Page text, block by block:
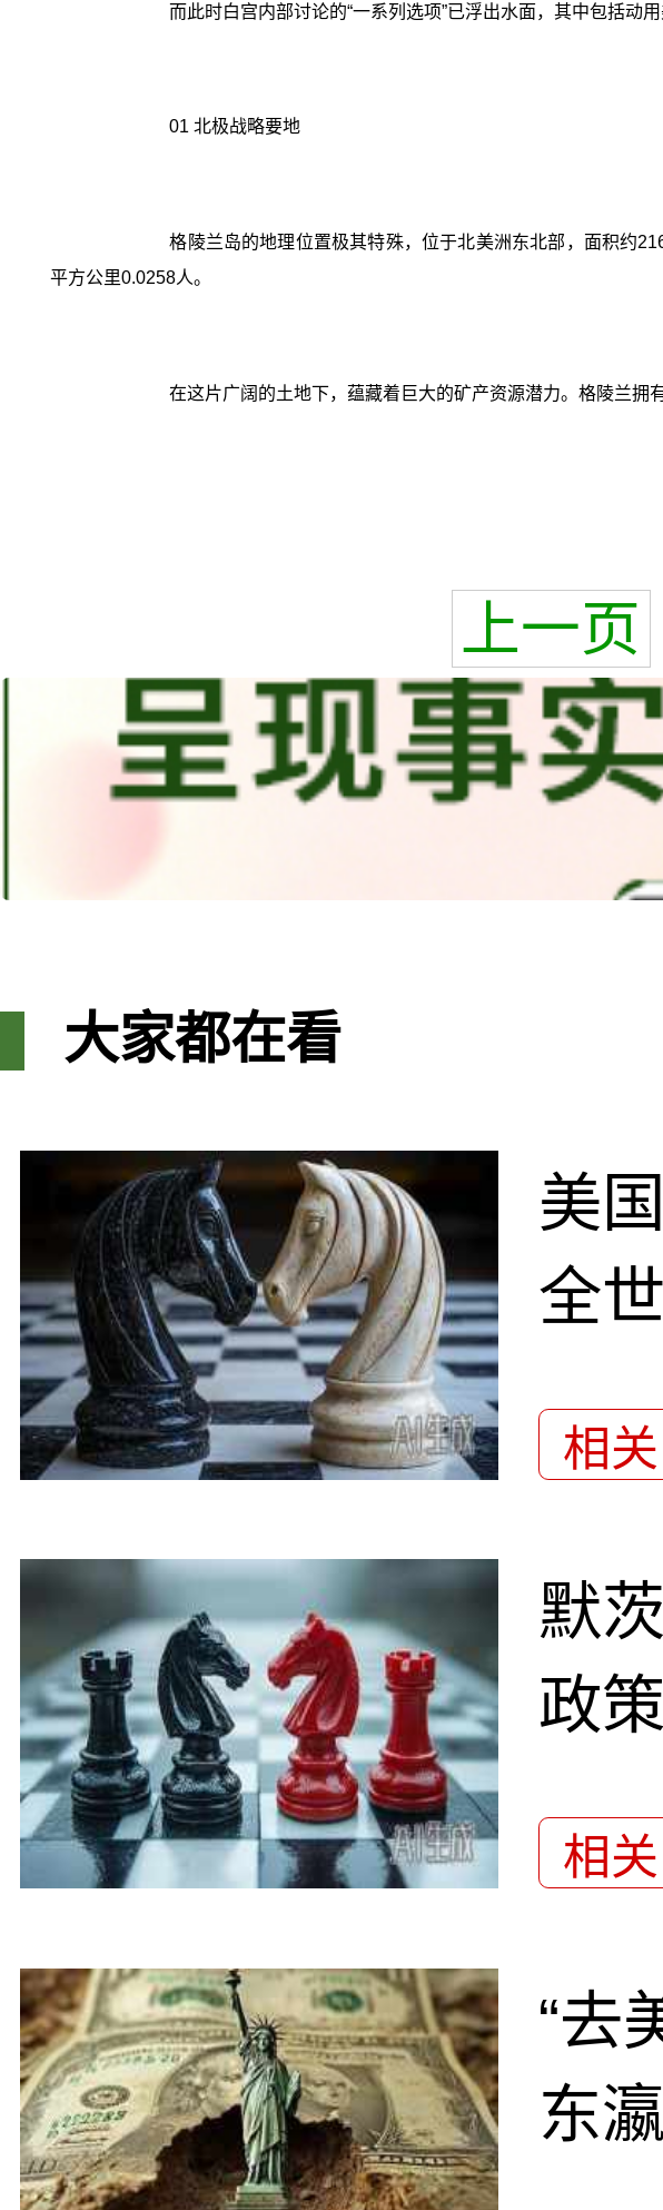
而此时白宫内部讨论的“一系列选项”已浮出水面，其中包括动
01 北极战略要地
格陵兰岛的地理位置极其特殊，位于北美洲东北部，面积约
平方公里0.0258人。
在这片广阔的土地下，蕴藏着巨大的矿产资源潜力。格陵兰拥
上一页
大家都在看
美
全
相关
默
政
相关
“去
东